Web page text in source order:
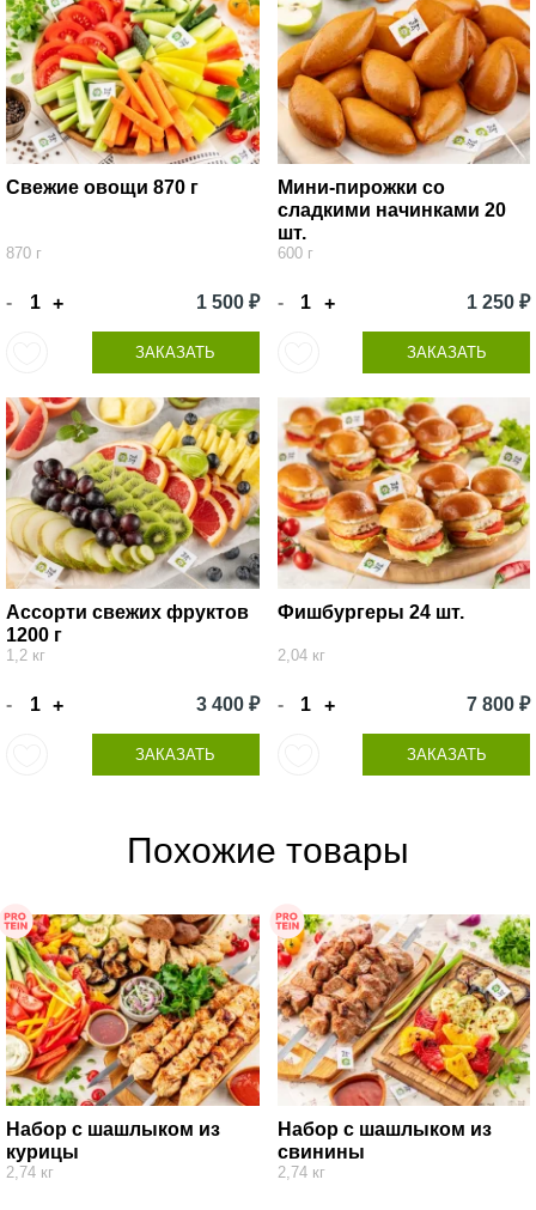
Свежие овощи 870 г
870 г
- + 1 500 ₽
ЗАКАЗАТЬ
Мини-пирожки со
сладкими начинками 20
шт.
600 г
- + 1 250 ₽
ЗАКАЗАТЬ
Ассорти свежих фруктов
1200 г
1,2 кг
- + 3 400 ₽
ЗАКАЗАТЬ
Фишбургеры 24 шт.
2,04 кг
- + 7 800 ₽
ЗАКАЗАТЬ
Похожие товары
Набор с шашлыком из
курицы
2,74 кг
Набор с шашлыком из
свинины
2,74 кг